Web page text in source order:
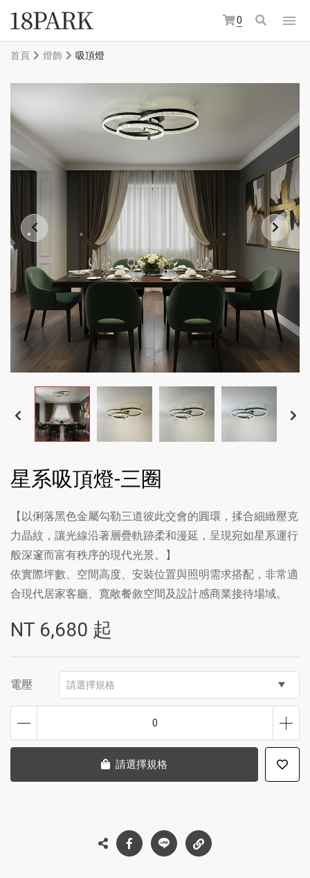
0
首頁 燈飾 吸頂燈
星系吸頂燈-三圈
【以俐落黑色金屬勾勒三道彼此交會的圓環，揉合細緻壓克
力晶紋，讓光線沿著層疊軌跡柔和漫延，呈現宛如星系運行
般深邃而富有秩序的現代光景。】
依實際坪數、空間高度、安裝位置與照明需求搭配，非常適
合現代居家客廳、寬敞餐敘空間及設計感商業接待場域。
NT 6,680 起
電壓 請選擇規格
0
請選擇規格